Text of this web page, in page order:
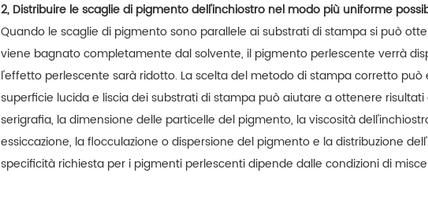
2, Distribuire le scaglie di pigmento dell'inchiostro nel modo più uniforme
Quando le scaglie di pigmento sono parallele ai substrati di stampa si può
viene bagnato completamente dal solvente, il pigmento perlescente verrà
l'effetto perlescente sarà ridotto. La scelta del metodo di stampa corretto
superficie lucida e liscia dei substrati di stampa può aiutare a ottenere
serigrafia, la dimensione delle particelle del pigmento, la viscosità
essiccazione, la flocculazione o dispersione del pigmento e la distribuzione
specificità richiesta per i pigmenti perlescenti dipende dalle condizioni di